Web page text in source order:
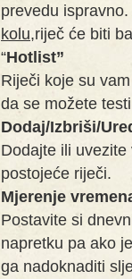
prevedu
kolu,riječ će biti
“Hotlist”
Riječi koje su
da se možete
Dodaj/Izbriši/
Dodajte ili
postojeće riječi.
Mjerenje
Postavite si
napretku pa ako
ga nadoknaditi